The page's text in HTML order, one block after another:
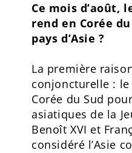
Ce mois d’août,
rend en Corée
pays d’Asie ?
La première
conjoncturelle : le
Corée du Sud
asiatiques de la
Benoît XVI et
considéré l’Asie